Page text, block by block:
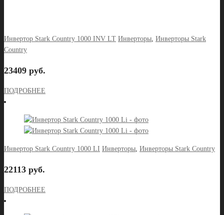
Инвертор Stark Country 1000 INV LT Инверторы, Инверторы Stark
Country
23409 руб.
ПОДРОБНЕЕ
Инвертор Stark Country 1000 LI Инверторы Инверторы Stark Country
22113 руб.
ПОДРОБНЕЕ